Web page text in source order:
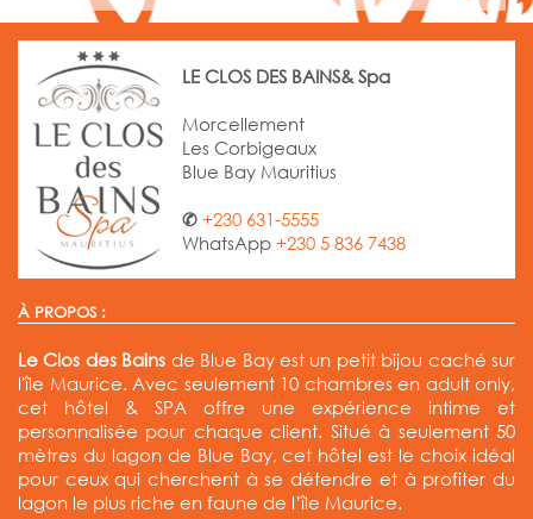
LE CLOS DES BAINS& Spa
Morcellement
Les Corbigeaux
Blue Bay Mauritius
✆ +230 631-5555
WhatsApp +230 5 836 7438
À PROPOS :
Le Clos des Bains de Blue Bay est un petit bijou caché sur
l'île Maurice. Avec seulement 10 chambres en adult only,
cet hôtel & SPA offre une expérience intime et
personnalisée pour chaque client. Situé à seulement 50
mètres du lagon de Blue Bay, cet hôtel est le choix idéal
pour ceux qui cherchent à se détendre et à profiter du
lagon le plus riche en faune de l’île Maurice.